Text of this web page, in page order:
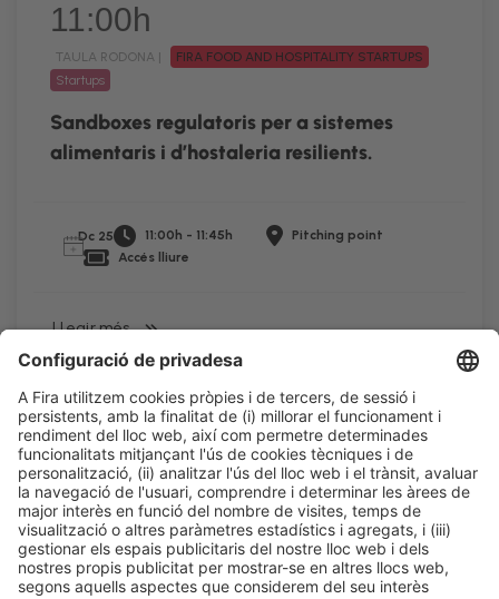
11:00h
TAULA RODONA |
FIRA FOOD AND HOSPITALITY STARTUPS
Startups
Sandboxes regulatoris per a sistemes
alimentaris i d’hostaleria resilients.
Dc 25 11:00h - 11:45h
Pitching point
Accés lliure
LLegir més